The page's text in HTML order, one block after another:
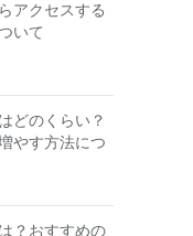
アクセスする
いて
どのくらい？
やす方法につ
？おすすめの